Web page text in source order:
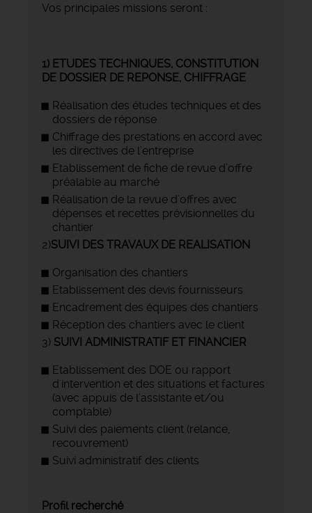
Vos principales missions seront :
1) ETUDES TECHNIQUES, CONSTITUTION
DE DOSSIER DE REPONSE, CHIFFRAGE
Réalisation des études techniques et des
dossiers de réponse
Chiffrage des prestations en accord avec
les directives de l’entreprise
Etablissement de fiche de revue d’offre
préalable au marché
Réalisation de la revue d’offres avec
dépenses et recettes prévisionnelles du
chantier
2)SUIVI DES TRAVAUX DE REALISATION
Organisation des chantiers
Etablissement des devis fournisseurs
Encadrement des équipes des chantiers
Réception des chantiers avec le client
3) SUIVI ADMINISTRATIF ET FINANCIER
Etablissement des DOE ou rapport
d'intervention et des situations et factures
(avec appuis de l’assistante et/ou
comptable)
Suivi des paiements client (relance,
recouvrement)
Suivi administratif des clients
Profil recherché